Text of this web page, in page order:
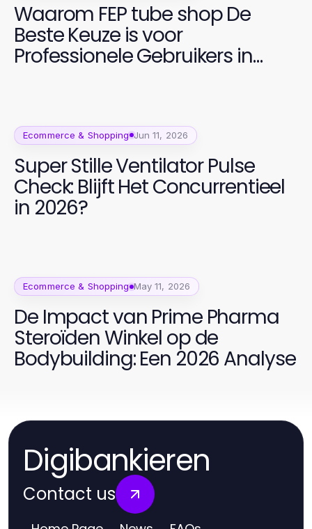
Waarom FEP tube shop De
Beste Keuze is voor
Professionele Gebruikers in
Ecommerce & Shopping Jun 11, 2026
Super Stille Ventilator Pulse
Check: Blijft Het Concurrentieel
in 2026?
Ecommerce & Shopping May 11, 2026
De Impact van Prime Pharma
Steroïden Winkel op de
Bodybuilding: Een 2026 Analyse
Digibankieren
Contact us